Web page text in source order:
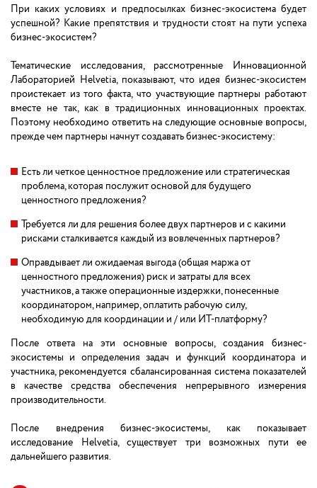
При каких условиях и предпосылках бизнес-экосистема будет
успешной? Какие препятствия и трудности стоят на пути успеха
бизнес-экосистем?
Тематические исследования, рассмотренные Инновационной
Лабораторией Helvetia, показывают, что идея бизнес-экосистем
проистекает из того факта, что участвующие партнеры работают
вместе не так, как в традиционных инновационных проектах.
Поэтому необходимо ответить на следующие основные вопросы,
прежде чем партнеры начнут создавать бизнес-экосистему:
Есть ли четкое ценностное предложение или стратегическая
проблема, которая послужит основой для будущего
ценностного предложения?
Требуется ли для решения более двух партнеров и с какими
рисками сталкивается каждый из вовлеченных партнеров?
Оправдывает ли ожидаемая выгода (общая маржа от
ценностного предложения) риск и затраты для всех
участников, а также операционные издержки, понесенные
координатором, например, оплатить рабочую силу,
необходимую для координации и / или ИТ-платформу?
После ответа на эти основные вопросы, создания бизнес-
экосистемы и определения задач и функций координатора и
участника, рекомендуется сбалансированная система показателей
в качестве средства обеспечения непрерывного измерения
производительности.
После внедрения бизнес-экосистемы, как показывает
исследование Helvetia, существует три возможных пути ее
дальнейшего развития.